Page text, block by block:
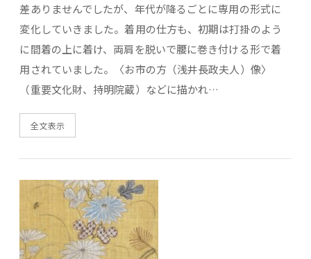
差ありませんでしたが、年代が降るごとに専用の形式に
変化していきました。着用の仕方も、初期は打掛のよう
に間着の上に着け、両肩を脱いで腰に巻き付ける形で着
用されていました。〈お市の方（浅井長政夫人）像〉
（重要文化財、持明院蔵）などに描かれ…
全文表示